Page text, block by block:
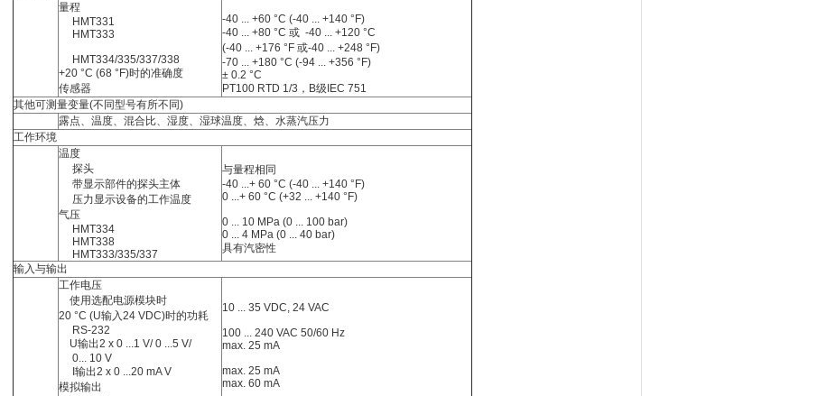
量程
HMT331
HMT333
HMT334/335/337/338
+20 °C (68 °F)时的准确度
传感器
-40 ... +60 °C (-40 ... +140 °F)
-40 ... +80 °C 或 -40 ... +120 °C
(-40 ... +176 °F 或-40 ... +248 °F)
-70 ... +180 °C (-94 ... +356 °F)
± 0.2 °C
PT100 RTD 1/3，B级IEC 751
其他可测量变量(不同型号有所不同)
露点、温度、混合比、湿度、湿球温度、焓、水蒸汽压力
工作环境
温度
探头
带显示部件的探头主体
压力显示设备的工作温度
气压
HMT334
HMT338
HMT333/335/337
与量程相同
-40 ...+ 60 °C (-40 ... +140 °F)
0 ...+ 60 °C (+32 ... +140 °F)
0 ... 10 MPa (0 ... 100 bar)
0 ... 4 MPa (0 ... 40 bar)
具有汽密性
输入与输出
工作电压
使用选配电源模块时
20 °C (U输入24 VDC)时的功耗
RS-232
U输出2 x 0 ...1 V/ 0 ...5 V/
0... 10 V
I输出2 x 0 ...20 mA V
模拟输出
10 ... 35 VDC, 24 VAC
100 ... 240 VAC 50/60 Hz
max. 25 mA
max. 25 mA
max. 60 mA